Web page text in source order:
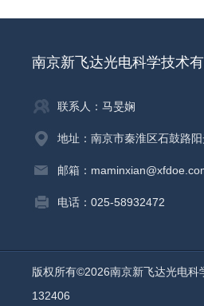
南京新飞达光电科学技术有
联系人：马旻娴
地址：南京市秦淮区石鼓路
邮箱：
电话：025-58932472
版权所有©2026南京新飞达光电
132406